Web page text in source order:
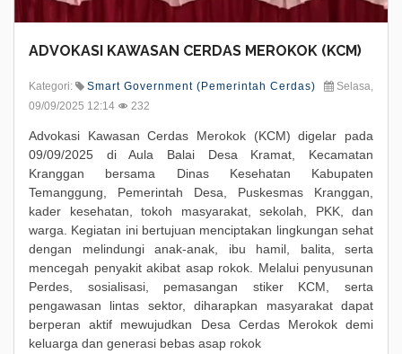
ADVOKASI KAWASAN CERDAS MEROKOK (KCM)
Kategori: Smart Government (Pemerintah Cerdas)
Selasa,
09/09/2025 12:14
232
Advokasi Kawasan Cerdas Merokok (KCM) digelar pada
09/09/2025 di Aula Balai Desa Kramat, Kecamatan
Kranggan bersama Dinas Kesehatan Kabupaten
Temanggung, Pemerintah Desa, Puskesmas Kranggan,
kader kesehatan, tokoh masyarakat, sekolah, PKK, dan
warga. Kegiatan ini bertujuan menciptakan lingkungan sehat
dengan melindungi anak-anak, ibu hamil, balita, serta
mencegah penyakit akibat asap rokok. Melalui penyusunan
Perdes, sosialisasi, pemasangan stiker KCM, serta
pengawasan lintas sektor, diharapkan masyarakat dapat
berperan aktif mewujudkan Desa Cerdas Merokok demi
keluarga dan generasi bebas asap rokok